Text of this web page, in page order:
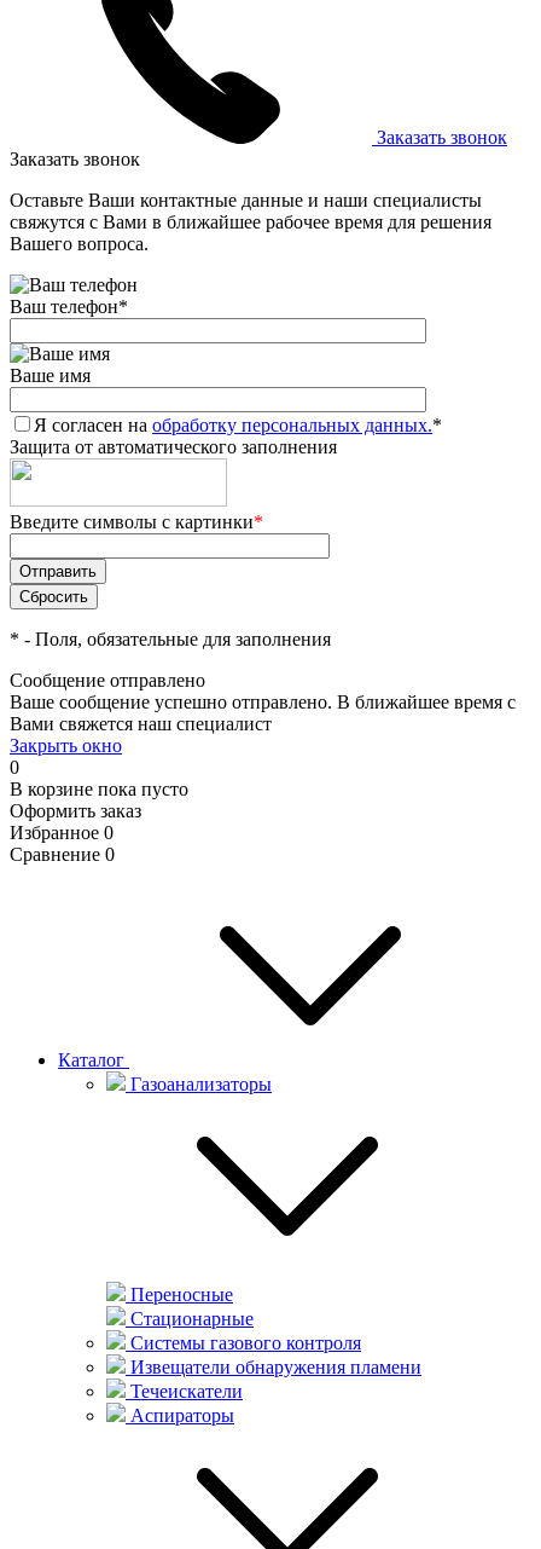
Заказать звонок
Заказать звонок
Оставьте Ваши контактные данные и наши специалисты
свяжутся с Вами в ближайшее рабочее время для решения
Вашего вопроса.
Ваш телефон*
Ваше имя
Я согласен на обработку персональных данных.*
Защита от автоматического заполнения
Введите символы с картинки*
* - Поля, обязательные для заполнения
Сообщение отправлено
Ваше сообщение успешно отправлено. В ближайшее время с
Вами свяжется наш специалист
Закрыть окно
0
В корзине пока пусто
Оформить заказ
Избранное 0
Сравнение 0
Каталог
Газоанализаторы
Переносные
Стационарные
Системы газового контроля
Извещатели обнаружения пламени
Течеискатели
Аспираторы